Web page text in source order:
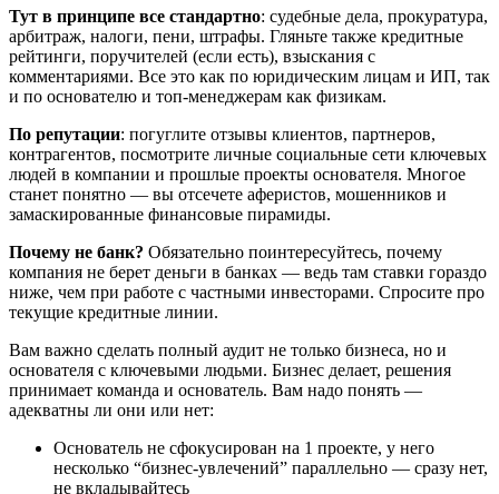
Тут в принципе все стандартно: судебные дела, прокуратура,
арбитраж, налоги, пени, штрафы. Гляньте также кредитные
рейтинги, поручителей (если есть), взыскания с
комментариями. Все это как по юридическим лицам и ИП, так
и по основателю и топ-менеджерам как физикам.
По репутации: погуглите отзывы клиентов, партнеров,
контрагентов, посмотрите личные социальные сети ключевых
людей в компании и прошлые проекты основателя. Многое
станет понятно — вы отсечете аферистов, мошенников и
замаскированные финансовые пирамиды.
Почему не банк? Обязательно поинтересуйтесь, почему
компания не берет деньги в банках — ведь там ставки гораздо
ниже, чем при работе с частными инвесторами. Спросите про
текущие кредитные линии.
Вам важно сделать полный аудит не только бизнеса, но и
основателя с ключевыми людьми. Бизнес делает, решения
принимает команда и основатель. Вам надо понять —
адекватны ли они или нет:
Основатель не сфокусирован на 1 проекте, у него
несколько “бизнес-увлечений” параллельно — сразу нет,
не вкладывайтесь